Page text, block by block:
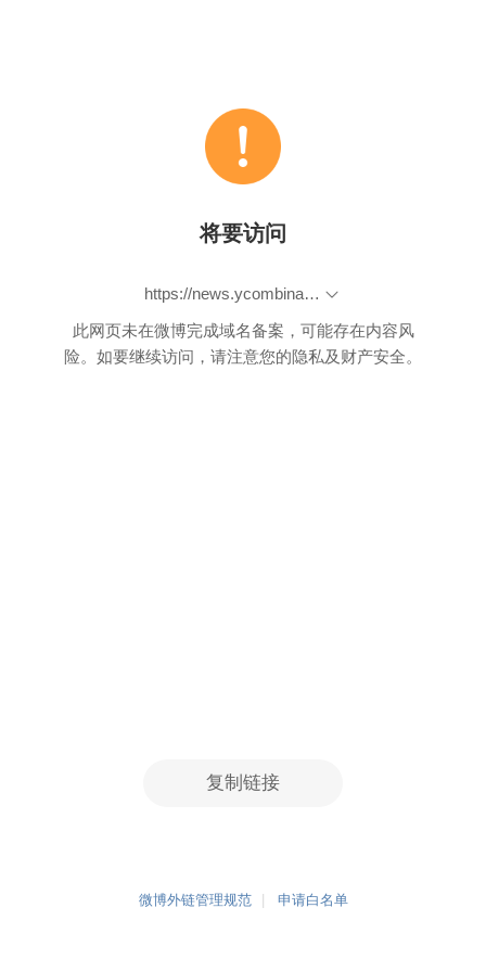
将要访问
https://news.ycombinator.com/item?id=9920529
此网页未在微博完成域名备案，可能存在内容风
险。如要继续访问，请注意您的隐私及财产安全。
复制链接
微博外链管理规范 申请白名单